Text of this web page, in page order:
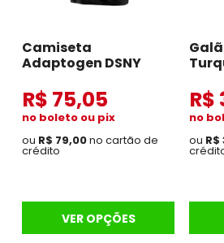
Camiseta
Adaptogen DSNY
R$ 75,05
no boleto ou pix
ou R$ 79,00no cartão de
crédito
VER OPÇÕES
R$
no
ou R$